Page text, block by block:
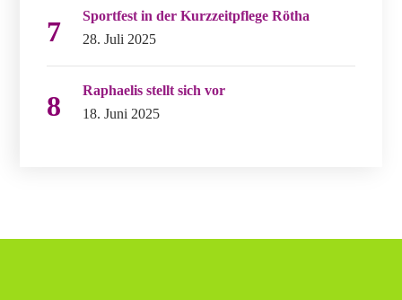
Sportfest in der Kurzzeitpflege Rötha
28. Juli 2025
Raphaelis stellt sich vor
18. Juni 2025